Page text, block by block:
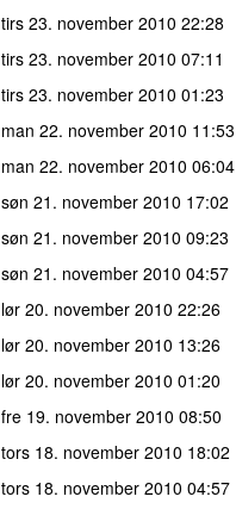
tirs 23. november 2010 22:28
tirs 23. november 2010 07:11
tirs 23. november 2010 01:23
man 22. november 2010 11:53
man 22. november 2010 06:04
søn 21. november 2010 17:02
søn 21. november 2010 09:23
søn 21. november 2010 04:57
lør 20. november 2010 22:26
lør 20. november 2010 13:26
lør 20. november 2010 01:20
fre 19. november 2010 08:50
tors 18. november 2010 18:02
tors 18. november 2010 04:57